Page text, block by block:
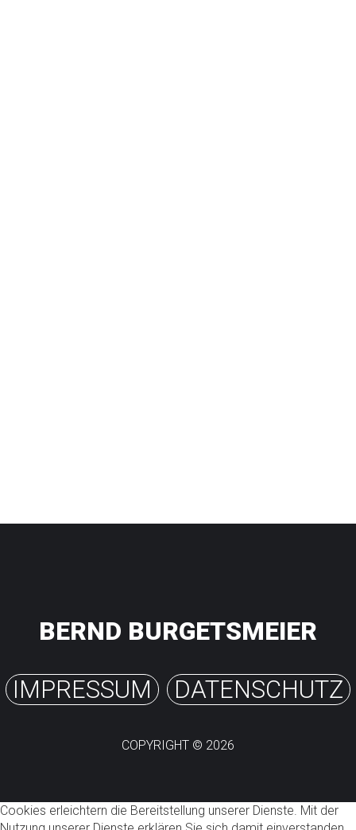
BERND BURGETSMEIER
IMPRESSUM DATENSCHUTZ
COPYRIGHT © 2026
Cookies erleichtern die Bereitstellung unserer Dienste. Mit der